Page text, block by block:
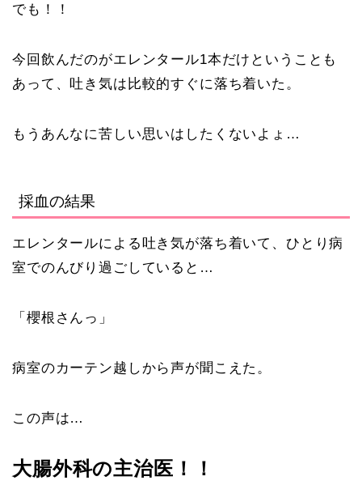
でも！！
今回飲んだのがエレンタール1本だけということも
あって、吐き気は比較的すぐに落ち着いた。
もうあんなに苦しい思いはしたくないよょ…
採血の結果
エレンタールによる吐き気が落ち着いて、ひとり病
室でのんびり過ごしていると…
「櫻根さんっ」
病室のカーテン越しから声が聞こえた。
この声は…
大腸外科の主治医！！